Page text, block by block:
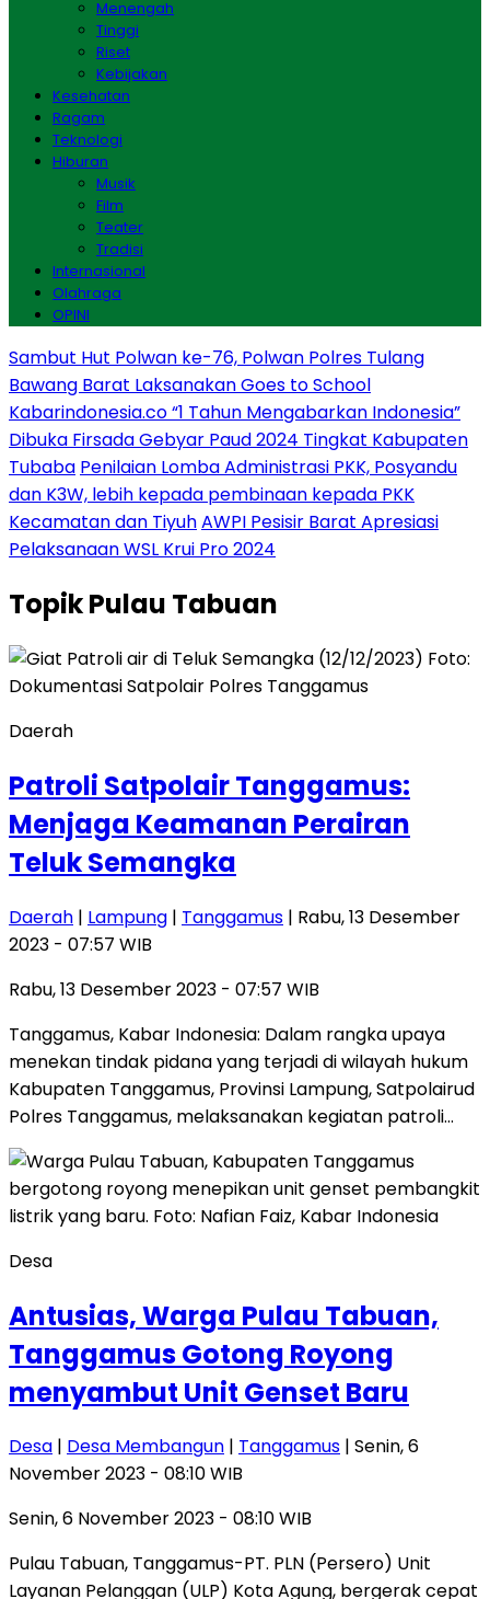
Menengah
Tinggi
Riset
Kebijakan
Kesehatan
Ragam
Teknologi
Hiburan
Musik
Film
Teater
Tradisi
Internasional
Olahraga
OPINI
Sambut Hut Polwan ke-76, Polwan Polres Tulang
Bawang Barat Laksanakan Goes to School
Kabarindonesia.co “1 Tahun Mengabarkan Indonesia”
Dibuka Firsada Gebyar Paud 2024 Tingkat Kabupaten
Tubaba Penilaian Lomba Administrasi PKK, Posyandu
dan K3W, lebih kepada pembinaan kepada PKK
Kecamatan dan TiyuhAWPI Pesisir Barat Apresiasi
Pelaksanaan WSL Krui Pro 2024
TopikPulau Tabuan
Daerah
Patroli Satpolair Tanggamus:
Menjaga Keamanan Perairan
Teluk Semangka
Daerah | Lampung | Tanggamus | Rabu, 13 Desember
2023 - 07:57 WIB
Rabu, 13 Desember 2023 - 07:57 WIB
Tanggamus, Kabar Indonesia: Dalam rangka upaya
menekan tindak pidana yang terjadi di wilayah hukum
Kabupaten Tanggamus, Provinsi Lampung, Satpolairud
Polres Tanggamus, melaksanakan kegiatan patroli…
Desa
Antusias, Warga Pulau Tabuan,
Tanggamus Gotong Royong
menyambut Unit Genset Baru
Desa | Desa Membangun | Tanggamus | Senin, 6
November 2023 - 08:10 WIB
Senin, 6 November 2023 - 08:10 WIB
Pulau Tabuan, Tanggamus-PT. PLN (Persero) Unit
Layanan Pelanggan (ULP) Kota Agung, bergerak cepat